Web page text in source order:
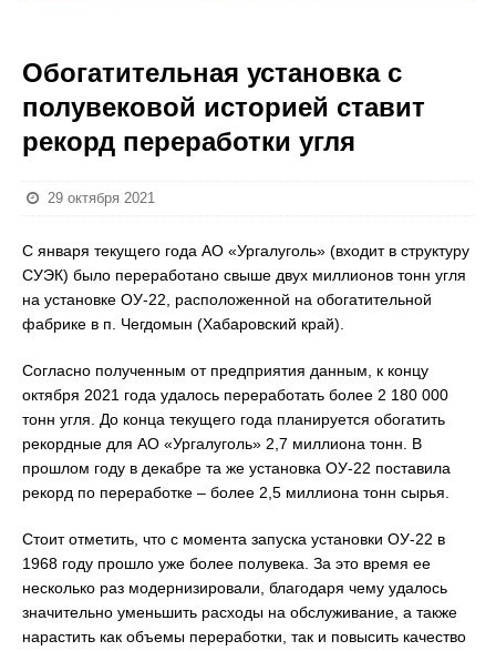
Обогатительная установка с
полувековой историей ставит
рекорд переработки угля
29 октября 2021
С января текущего года АО «Ургалуголь» (входит в структуру
СУЭК) было переработано свыше двух миллионов тонн угля
на установке ОУ-22, расположенной на обогатительной
фабрике в п. Чегдомын (Хабаровский край).
Согласно полученным от предприятия данным, к концу
октября 2021 года удалось переработать более 2 180 000
тонн угля. До конца текущего года планируется обогатить
рекордные для АО «Ургалуголь» 2,7 миллиона тонн. В
прошлом году в декабре та же установка ОУ-22 поставила
рекорд по переработке – более 2,5 миллиона тонн сырья.
Стоит отметить, что с момента запуска установки ОУ-22 в
1968 году прошло уже более полувека. За это время ее
несколько раз модернизировали, благодаря чему удалось
значительно уменьшить расходы на обслуживание, а также
нарастить как объемы переработки, так и повысить качество